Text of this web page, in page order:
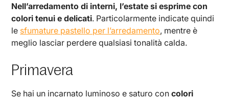
Nell’arredamento di interni, l’estate si esprime con
colori tenui e delicati. Particolarmente indicate quindi
le sfumature pastello per l’arredamento, mentre è
meglio lasciar perdere qualsiasi tonalità calda.
Primavera
Se hai un incarnato luminoso e saturo concolori